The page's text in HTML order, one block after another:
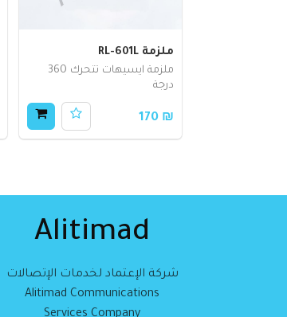
ملزمة RL-601L
ملزمة ايسيهات تتحرك 360
درجة
₪ 170
Alitimad
شركة الإعتماد لخدمات الإتصالات
Alitimad Communications